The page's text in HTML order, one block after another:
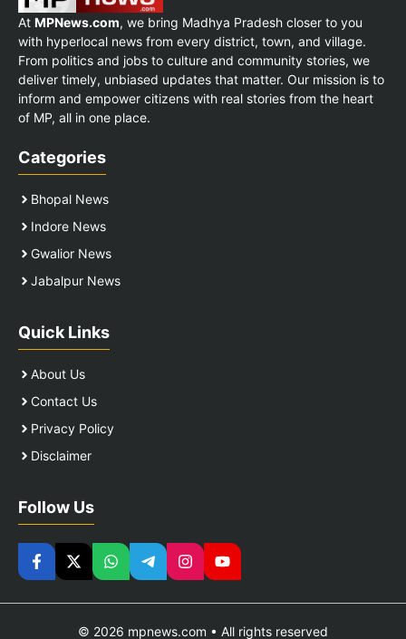
At MPNews.com, we bring Madhya Pradesh closer to you
with hyperlocal news from every district, town, and village.
From politics and jobs to culture and community stories, we
deliver timely, unbiased updates that matter. Our mission is to
inform and empower citizens with real stories from the heart
of MP, all in one place.
Categories
Bhopal News
Indore News
Gwalior News
Jabalpur News
Quick Links
About Us
Contact Us
Privacy Policy
Disclaimer
Follow Us
© 2026 mpnews.com • All rights reserved